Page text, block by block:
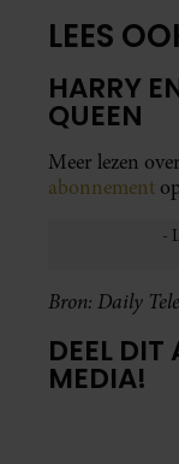
LEES
HARRY
QUEEN
Meer lezen
abonnement
Bron: Daily
DEEL DIT
MEDIA!